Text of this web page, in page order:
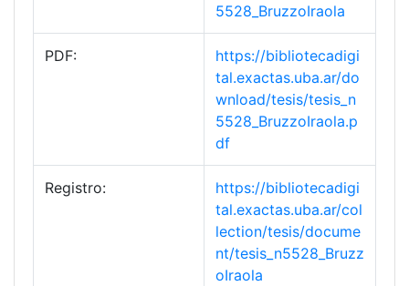
5528_BruzzoIraola
PDF:
https://bibliotecadigi
tal.exactas.uba.ar/do
wnload/tesis/tesis_n
5528_BruzzoIraola.p
df
Registro:
https://bibliotecadigi
tal.exactas.uba.ar/col
lection/tesis/docume
nt/tesis_n5528_Bruzz
oIraola